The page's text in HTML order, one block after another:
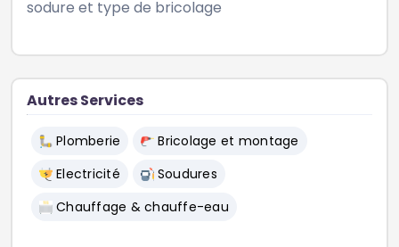
sodure et type de bricolage
Autres Services
Plomberie
Bricolage et montage
Electricité
Soudures
Chauffage & chauffe-eau